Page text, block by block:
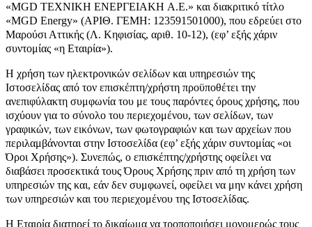
«ΜGD TEXNIKH ENEΡΓΕΙΑΚΗ A.E.» και διακριτικό τίτλο
«MGD Energy» (ΑΡΙΘ. ΓΕΜΗ: 123591501000), που εδρεύει στο
Μαρούσι Αττικής (Λ. Κηφισίας, αριθ. 10-12), (εφ’ εξής χάριν
συντομίας «η Εταιρία»).
Η χρήση των ηλεκτρονικών σελίδων και υπηρεσιών της
Ιστοσελίδας από τον επισκέπτη/χρήστη προϋποθέτει την
ανεπιφύλακτη συμφωνία του με τους παρόντες όρους χρήσης, που
ισχύουν για το σύνολο του περιεχομένου, των σελίδων, των
γραφικών, των εικόνων, των φωτογραφιών και των αρχείων που
περιλαμβάνονται στην Ιστοσελίδα (εφ’ εξής χάριν συντομίας «οι
Όροι Χρήσης»). Συνεπώς, ο επισκέπτης/χρήστης οφείλει να
διαβάσει προσεκτικά τους Όρους Χρήσης πριν από τη χρήση των
υπηρεσιών της και, εάν δεν συμφωνεί, οφείλει να μην κάνει χρήση
των υπηρεσιών και του περιεχομένου της Ιστοσελίδας.
Η Εταιρία διατηρεί το δικαίωμα να τροποποιήσει μονομερώς τους